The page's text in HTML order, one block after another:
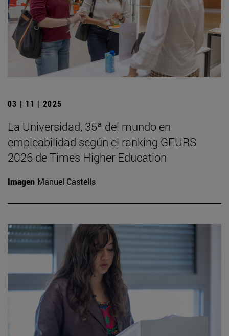
03 | 11 | 2025
La Universidad, 35ª del mundo en
empleabilidad según el ranking GEURS
2026 de Times Higher Education
Imagen Manuel Castells